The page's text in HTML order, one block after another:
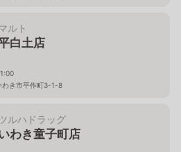
ルト
白土店
わき市平作町3-1-8
ルハドラッグ
わき童子町店